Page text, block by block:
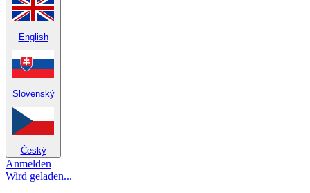
English
Slovenský
Český
Anmelden
Wird geladen...